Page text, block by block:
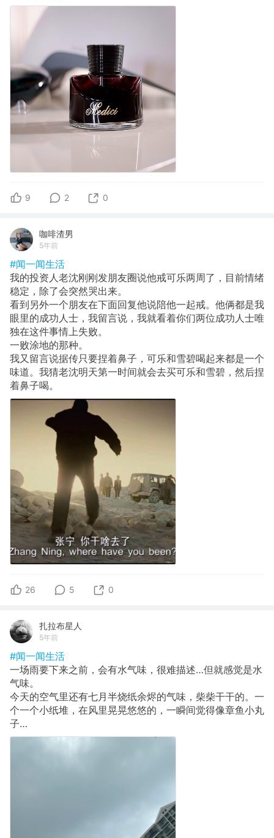
9 2 0
咖啡渣男
5年前
#闻一闻生活
我的投资人老沈刚刚发朋友圈说他戒可乐两周了，目前情绪
稳定，除了会突然哭出来。
看到另外一个朋友在下面回复他说陪他一起戒。他俩都是我
眼里的成功人士，我留言说，我就看着你们两位成功人士唯
独在这件事情上失败。
一败涂地的那种。
我又留言说据传只要捏着鼻子，可乐和雪碧喝起来都是一个
味道。我猜老沈明天第一时间就会去买可乐和雪碧，然后捏
着鼻子喝。
26 5 0
扎拉布星人
5年前
#闻一闻生活
一场雨要下来之前，会有水气味，很难描述…但就感觉是水
气味。
今天的空气里还有七月半烧纸余烬的气味，柴柴干干的。一
个一个小纸堆，在风里晃晃悠悠的，一瞬间觉得像章鱼小丸
子…